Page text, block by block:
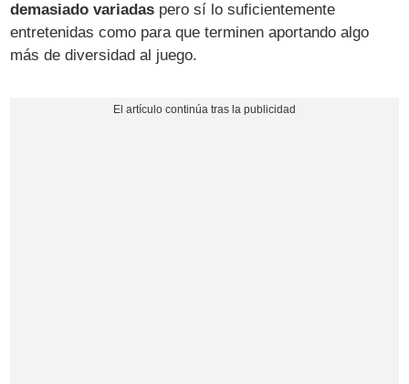
demasiado variadas pero sí lo suficientemente
entretenidas como para que terminen aportando algo
más de diversidad al juego.